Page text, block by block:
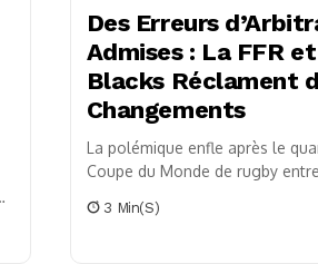
Des Erreurs
Admises : La FFR
Blacks Réclament
Changements
La polémique enfle après le
Coupe du Monde de rugby
3 Min(s)